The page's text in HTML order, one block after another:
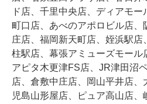
ド店、千里中央店、ディアモ
町口店、あべのアポロビル店、
庄店、福岡新天町店、姪浜駅店
柱駅店、幕張アミューズモール
アピタ木更津FS店、JR津田沼
店、倉敷中庄店、岡山平井店
児島山形屋店、ピュア高山店